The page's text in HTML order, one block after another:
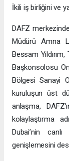
İkili iş birliğini ve
DAFZ
Müdürü Amna
Bessam
Başkonsolosu
Bölgesi Sanayi
kuruluşun üst
anlaşma,
kolaylaştırma
Dubai’nin
genişlemesini